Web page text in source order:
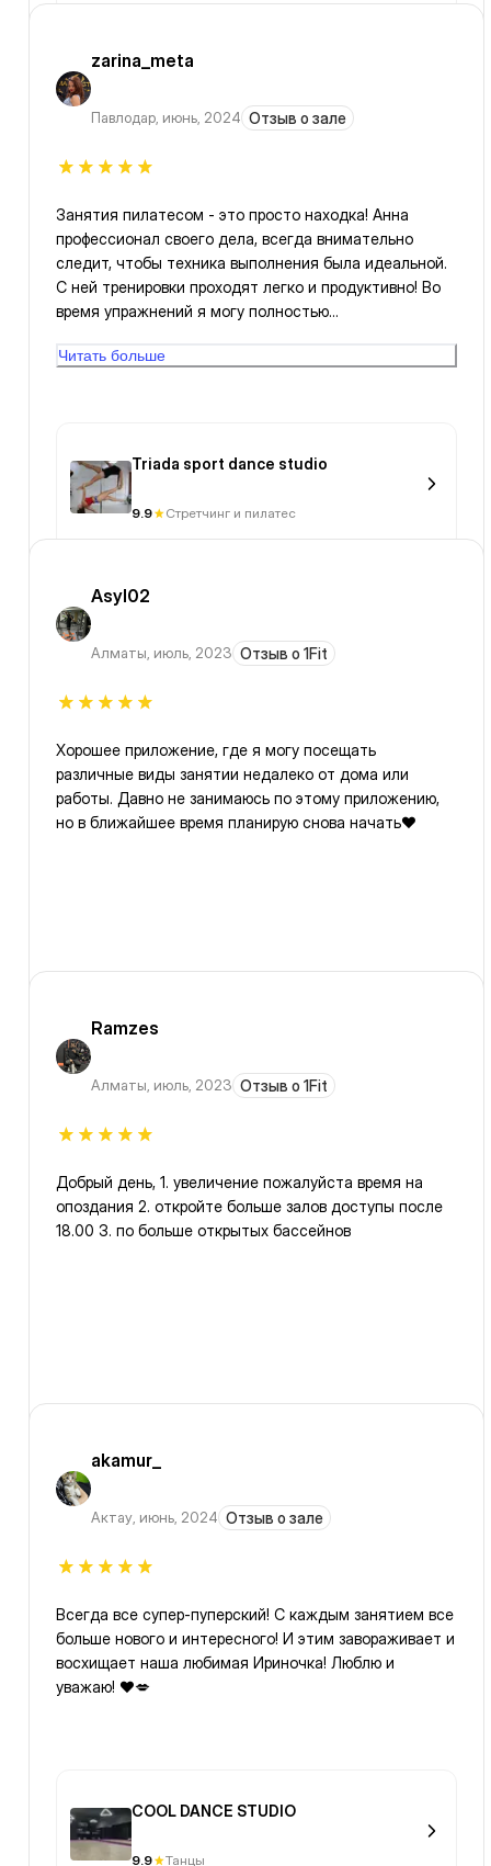
zarina_meta
Павлодар, июнь, 2024 Отзыв о зале
Занятия пилатесом - это просто находка! Анна
профессионал своего дела, всегда внимательно
следит, чтобы техника выполнения была идеальной.
С ней тренировки проходят легко и продуктивно! Во
время упражнений я могу полностью
каждую мышцу. После тренировки уходит усталость
Читать больше
Triada sport dance studio
9.9 Стретчинг и пилатес
Asyl02
Алматы, июль, 2023 Отзыв о 1Fit
Хорошее приложение, где я могу посещать
различные виды занятии недалеко от дома или
работы. Давно не занимаюсь по этому приложению,
но в ближайшее время планирую снова начать❤️
Ramzes
Алматы, июль, 2023 Отзыв о 1Fit
Добрый день, 1. увеличение пожалуйста время на
опоздания 2. откройте больше залов доступы после
18.00 3. по больше открытых бассейнов
akamur_
Актау, июнь, 2024 Отзыв о зале
Всегда все супер-пуперский! С каждым занятием все
больше нового и интересного! И этим завораживает и
восхищает наша любимая Ириночка! Люблю и
уважаю! ❤️💋
COOL DANCE STUDIO
9.9 Танцы